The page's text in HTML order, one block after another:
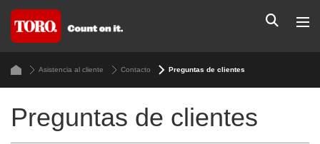
Asistencia al cliente Contacto Preguntas de clientes
Preguntas de clientes